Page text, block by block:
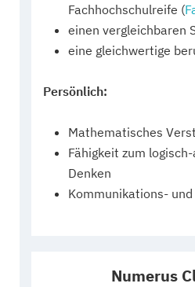
Fachhochschulreife (
einen vergleichbaren
eine gleichwertige
Persönlich:
Mathematisches
Fähigkeit zum
Denken
Kommunikations-
Numerus